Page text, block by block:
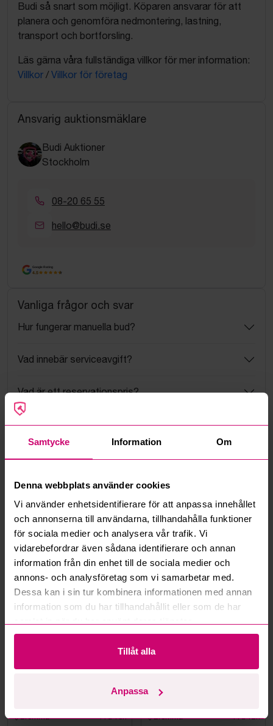
Samtycke Information Om
Denna webbplats använder cookies
Vi använder enhetsidentifierare för att anpassa innehållet
och annonserna till användarna, tillhandahålla funktioner
för sociala medier och analysera vår trafik. Vi
vidarebefordrar även sådana identifierare och annan
information från din enhet till de sociala medier och
annons- och analysföretag som vi samarbetar med.
Dessa kan i sin tur kombinera informationen med annan
information som du har tillhandahållit eller som de har
Tillåt alla
Anpassa
Budi så snart som möjligt. Köparen ansvarar för att
planera och genomföra nedmontering, lastning,
transport och bortforsling.
Läs gärna våra fullständiga villkor för mer information:
Villkor / Villkor för företag
Ansvarig auktionsmäklare
Budi Auktioner
Stockholm
08-20 65 55
hello@budi.se
Google Rating
4.5
Vanliga frågor och svar
Hur fungerar manuella bud?
Vad innebär serviceavgift?
Vad är ett reservationspris?
Hur fungerar maxbud?
Hur fungerar budmotorn?
Kan jag ångra ett bud?
Kan ni frakta mina vunna objekt?
Läs fler frågor och svar
Mer från samma kategori
Bromma 11d 13h
Oanvänd
Bromma 11d 12h